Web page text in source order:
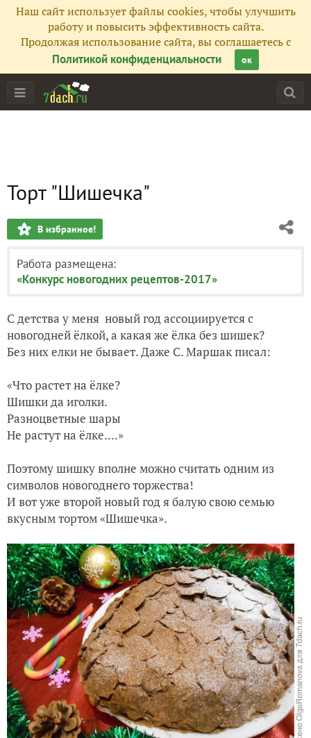
Наш сайт использует файлы cookies, чтобы улучшить
работу и повысить эффективность сайта.
Продолжая использование сайта, вы соглашаетесь с
Политикой конфиденциальности
ок
Торт "Шишечка"
В избранное!
Работа размещена:
«Конкурс новогодних рецептов-2017»
С детства у меня новый год ассоциируется с
новогодней ёлкой, а какая же ёлка без шишек?
Без них елки не бывает. Даже С. Маршак писал:
«Что растет на ёлке?
Шишки да иголки.
Разноцветные шары
Не растут на ёлке....»
Поэтому шишку вполне можно считать одним из
символов новогоднего торжества!
И вот уже второй новый год я балую свою семью
вкусным тортом «Шишечка».